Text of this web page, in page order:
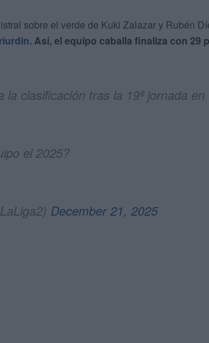
sobre el verde de Kuki Zalazar y Rubén
. Así, el equipo caballa finaliza con 29
la clasificación tras la 19ª jornada en
el 2025?
December 21, 2025